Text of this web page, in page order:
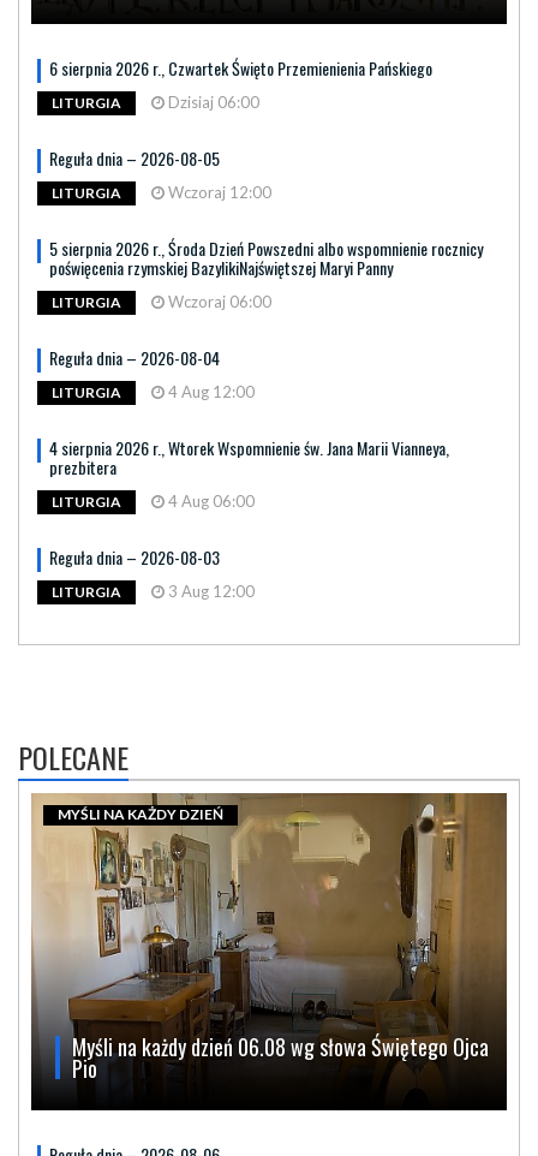
6 sierpnia 2026 r., Czwartek Święto Przemienienia Pańskiego
LITURGIA Dzisiaj 06:00
Reguła dnia – 2026-08-05
LITURGIA Wczoraj 12:00
5 sierpnia 2026 r., Środa Dzień Powszedni albo wspomnienie rocznicy
poświęcenia rzymskiej BazylikiNajświętszej Maryi Panny
LITURGIA Wczoraj 06:00
Reguła dnia – 2026-08-04
LITURGIA 4 Aug 12:00
4 sierpnia 2026 r., Wtorek Wspomnienie św. Jana Marii Vianneya,
prezbitera
LITURGIA 4 Aug 06:00
Reguła dnia – 2026-08-03
LITURGIA 3 Aug 12:00
POLECANE
Myśli na każdy dzień 06.08 wg słowa Świętego Ojca
Pio
MYŚLI NA KAŻDY DZIEŃ